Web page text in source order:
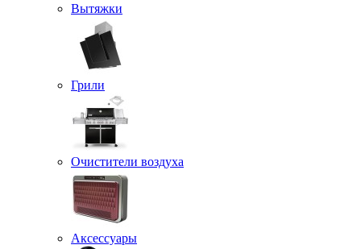
Вытяжки
Грили
Очистители воздуха
Аксессуары